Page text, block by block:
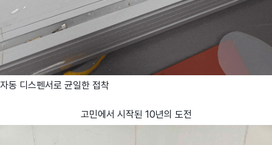
자동 디스펜서로 균일한 접착
고민에서 시작된 10년의 도전